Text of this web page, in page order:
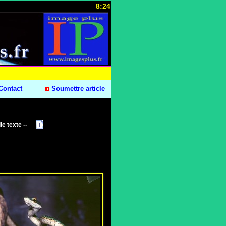
8:24
Soumettre article
texte --